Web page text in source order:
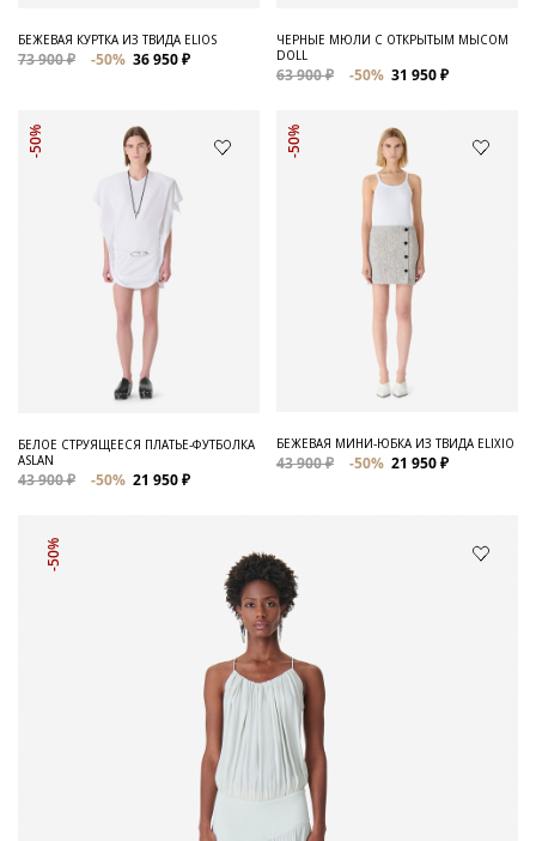
Распродажа
Для нее
БЕЖЕВАЯ КУРТКА ИЗ ТВИДА ELIOS
73 900 ₽ -50% 36 950 ₽
ЧЕРНЫЕ МЮЛИ С ОТКРЫТЫМ МЫСОМ
DOLL
63 900 ₽ -50% 31 950 ₽
-50%
БЕЛОЕ СТРУЯЩЕЕСЯ ПЛАТЬЕ-ФУТБОЛКА
ASLAN
43 900 ₽ -50% 21 950 ₽
-50%
БЕЖЕВАЯ МИНИ-ЮБКА ИЗ ТВИДА ELIXIO
43 900 ₽ -50% 21 950 ₽
-50%